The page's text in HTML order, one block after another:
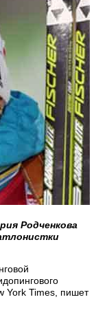
Родченкова
York Times, пишет